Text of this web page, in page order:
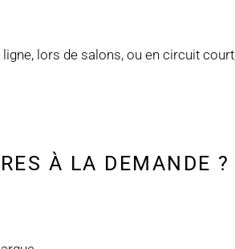
lors de salons, ou en circuit
À LA DEMANDE ?